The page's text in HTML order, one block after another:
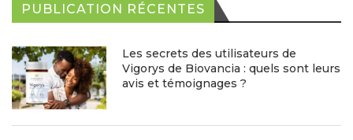
PUBLICATION RÉCENTES
Les secrets des utilisateurs de
Vigorys de Biovancia : quels sont leurs
avis et témoignages ?